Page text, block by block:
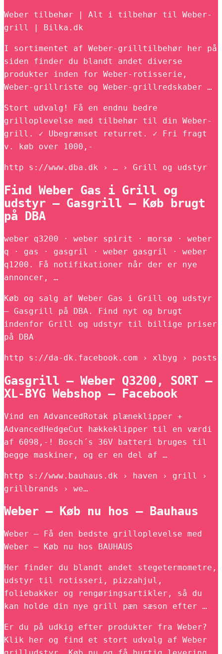
Weber tilbehør | Alt i tilbehør til Weber-
grill | Bilka.dk
I sortimentet af Weber-grilltilbehør her på
siden finder du blandt andet diverse
produkter inden for Weber-rotisserie,
Weber-grillriste og Weber-grillredskaber …
Stort udvalg! Få en endnu bedre
grilloplevelse med tilbehør til din Weber-
grill. ✓ Ubegrænset returret. ✓ Fri fragt
v. køb over 1000,-
http s://www.dba.dk › … › Grill og udstyr
Find Weber Gas i Grill og
udstyr – Gasgrill – Køb brugt
på DBA
weber q3200 · weber spirit · morsø · weber
q · gas · gasgril · weber gasgril · weber
q1200. Få notifikationer når der er nye
annoncer, …
Køb og salg af Weber Gas i Grill og udstyr
– Gasgrill på DBA. Find nyt og brugt
indenfor Grill og udstyr til billige priser
på DBA
http s://da-dk.facebook.com › xlbyg › posts
Gasgrill – Weber Q3200, SORT –
XL-BYG Webshop – Facebook
Vind en AdvancedRotak plæneklipper +
AdvancedHedgeCut hækkeklipper til en værdi
af 6098,-! Bosch´s 36V batteri bruges til
begge maskiner, og er en del af …
http s://www.bauhaus.dk › haven › grill ›
grillbrands › we…
Weber – Køb nu hos – Bauhaus
Weber – Få den bedste grilloplevelse med
Weber – Køb nu hos BAUHAUS
Her finder du blandt andet stegetermometre,
udstyr til rotisseri, pizzahjul,
foliebakker og rengøringsartikler, så du
kan holde din nye grill pæn sæson efter …
Er du på udkig efter produkter fra Weber?
Klik her og find et stort udvalg af Weber